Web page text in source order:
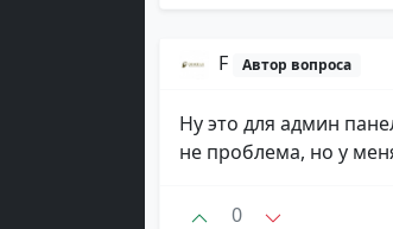
F Автор вопроса
Ну это для админ
не проблема, но у
0